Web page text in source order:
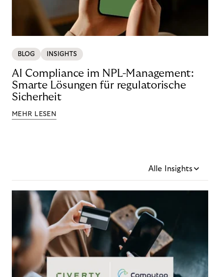
BLOG INSIGHTS
AI Compliance im NPL-Management:
Smarte Lösungen für regulatorische
Sicherheit
MEHR LESEN
Alle Insights